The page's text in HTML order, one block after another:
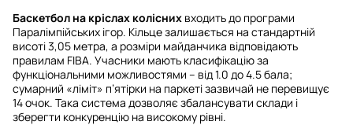
Баскетбол на кріслах колісних входить до програми
Паралімпійських ігор. Кільце залишається на стандартній
висоті 3,05 метра, а розміри майданчика відповідають
правилам FIBA. Учасники мають класифікацію за
функціональними можливостями – від 1.0 до 4.5 бала;
сумарний «ліміт» п’ятірки на паркеті зазвичай не перевищує
14 очок. Така система дозволяє збалансувати склади і
зберегти конкуренцію на високому рівні.